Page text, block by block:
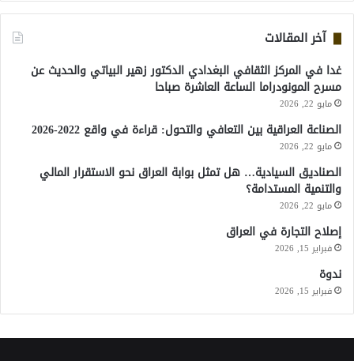
آخر المقالات
غدا في المركز الثقافي البغدادي الدكتور زهير البياتي والحديث عن
مسرح المونودراما الساعة العاشرة صباحا
مايو 22, 2026
الصناعة العراقية بين التعافي والتحول: قراءة في واقع 2022-2026
مايو 22, 2026
الصناديق السيادية… هل تمثل بوابة العراق نحو الاستقرار المالي
والتنمية المستدامة؟
مايو 22, 2026
إصلاح التجارة في العراق
فبراير 15, 2026
ندوة
فبراير 15, 2026